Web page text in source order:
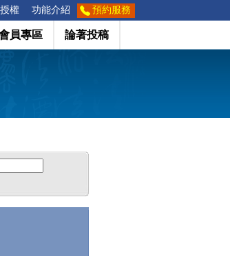
權 功能介紹 預約服務
員專區 論著投稿